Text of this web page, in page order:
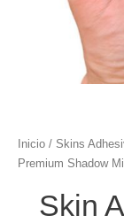
Inicio / Skins
Premium Shadow
Skin